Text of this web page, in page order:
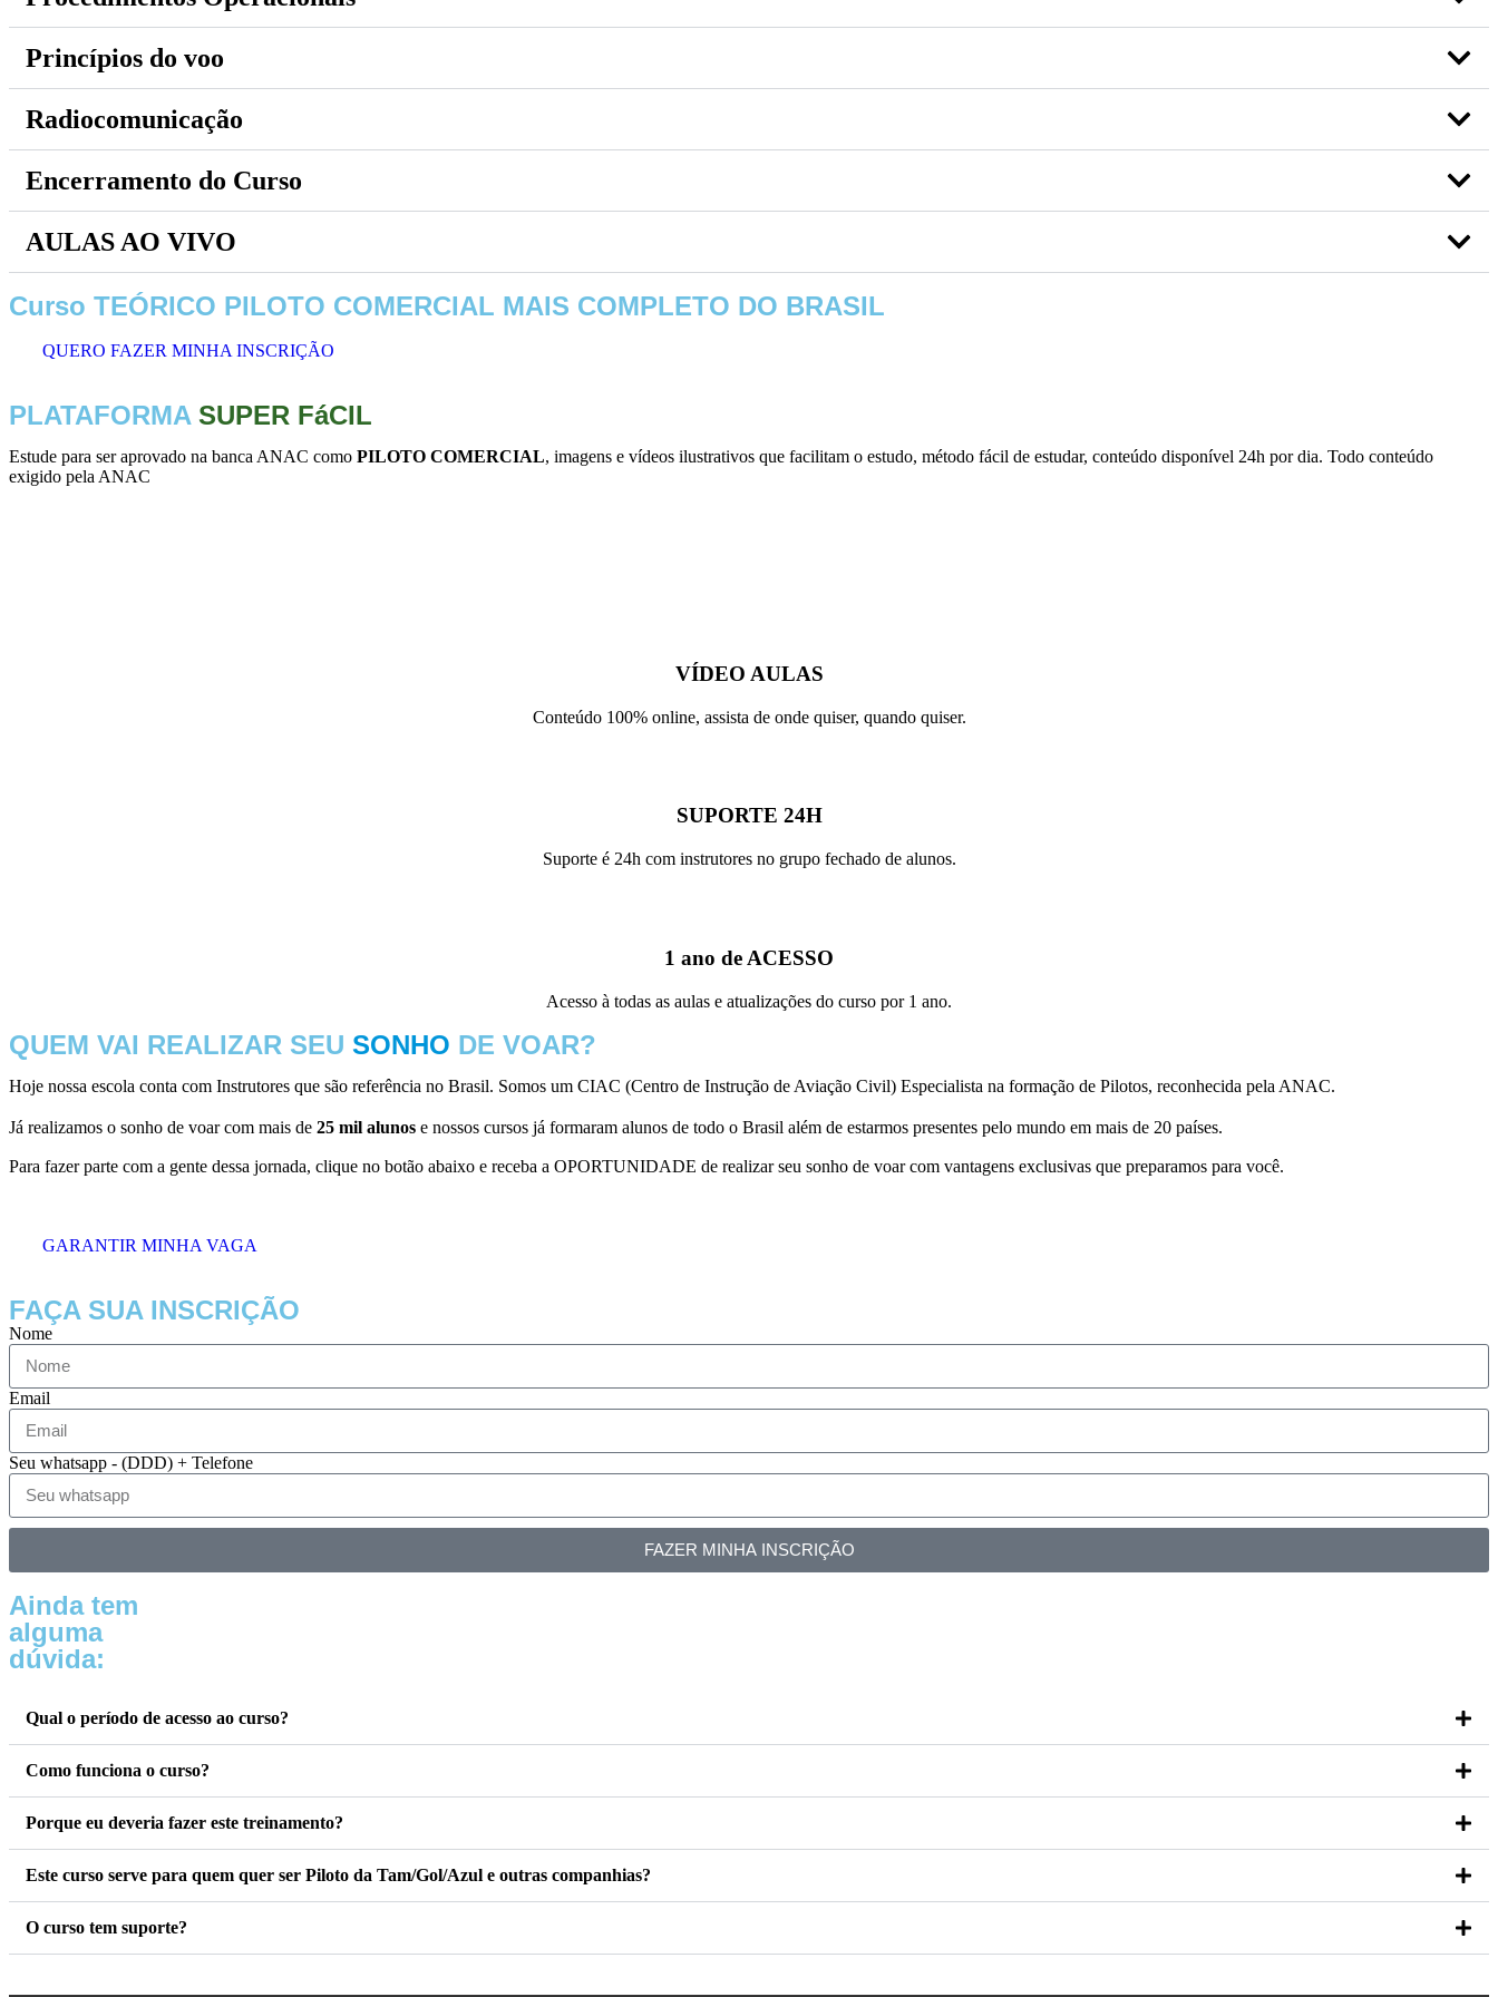
Princípios do voo
Radiocomunicação
Encerramento do Curso
AULAS AO VIVO
Curso TEÓRICO PILOTO COMERCIAL MAIS COMPLETO DO BRASIL
QUERO FAZER MINHA INSCRIÇÃO
PLATAFORMA SUPER FáCIL
Estude para ser aprovado na banca ANAC como PILOTO COMERCIAL, imagens e vídeos ilustrativos que facilitam o estudo, método fácil de estudar, conteúdo disponível 24h por dia. Todo conteúdo
exigido pela ANAC
VÍDEO AULAS
Conteúdo 100% online, assista de onde quiser, quando quiser.
SUPORTE 24H
Suporte é 24h com instrutores no grupo fechado de alunos.
1 ano de ACESSO
Acesso à todas as aulas e atualizações do curso por 1 ano.
QUEM VAI REALIZAR SEU SONHO DE VOAR?
Hoje nossa escola conta com Instrutores que são referência no Brasil. Somos um CIAC (Centro de Instrução de Aviação Civil) Especialista na formação de Pilotos, reconhecida pela ANAC.
Já realizamos o sonho de voar com mais de 25 mil alunos e nossos cursos já formaram alunos de todo o Brasil além de estarmos presentes pelo mundo em mais de 20 países.
Para fazer parte com a gente dessa jornada, clique no botão abaixo e receba a OPORTUNIDADE de realizar seu sonho de voar com vantagens exclusivas que preparamos para você.
GARANTIR MINHA VAGA
FAÇA SUA INSCRIÇÃO
Nome
Email
Seu whatsapp - (DDD) + Telefone
FAZER MINHA INSCRIÇÃO
Ainda tem
alguma
dúvida:
Qual o período de acesso ao curso?
Como funciona o curso?
Porque eu deveria fazer este treinamento?
Este curso serve para quem quer ser Piloto da Tam/Gol/Azul e outras companhias?
O curso tem suporte?